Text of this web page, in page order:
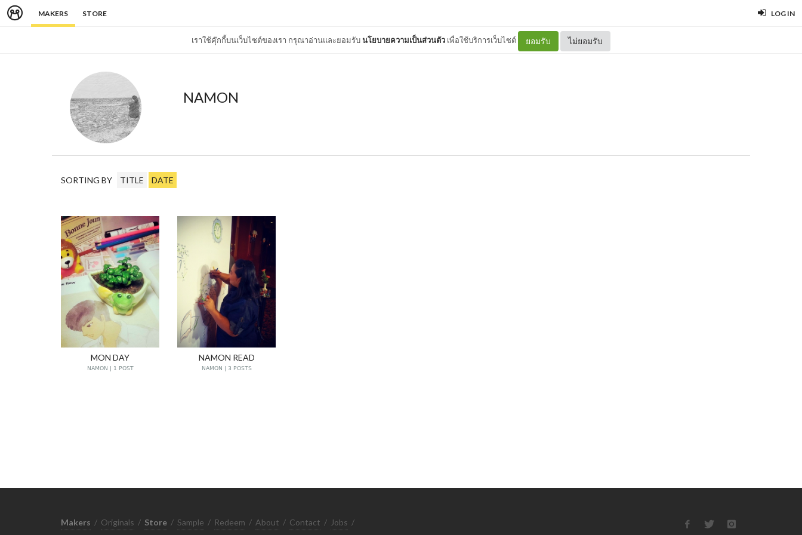
MAKERS STORE LOG IN
เราใช้คุ๊กกี้บนเว็บไซต์ของเรา กรุณาอ่านและยอมรับนโยบายความเป็นส่วนตัว เพื่อใช้บริการเว็บไซต์ ยอมรับ ไม่ยอมรับ
NAMON
SORTING BY TITLE DATE
MON DAY
NAMON | 1 POST
NAMON READ
NAMON | 3 POSTS
Makers / Originals / Store / Sample / Redeem / About / Contact / Jobs /